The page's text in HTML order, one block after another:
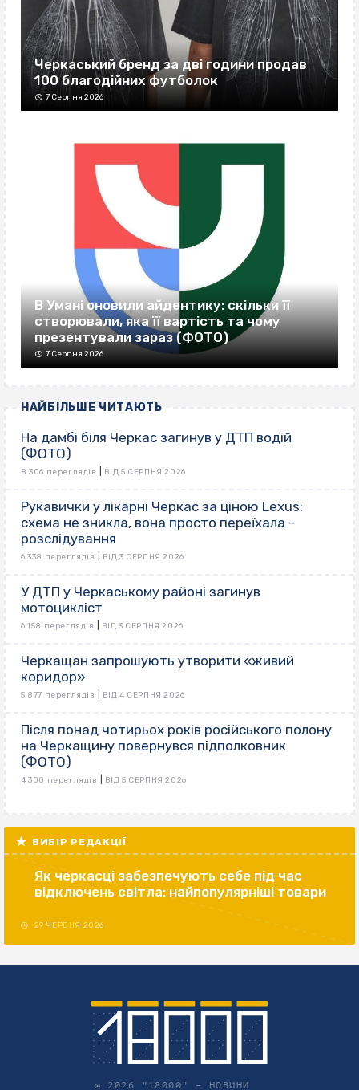
Черкаський бренд за дві години продав
100 благодійних футболок
7 Серпня 2026
В Умані оновили айдентику: скільки її
створювали, яка її вартість та чому
презентували зараз (ФОТО)
7 Серпня 2026
НАЙБІЛЬШЕ ЧИТАЮТЬ
На дамбі біля Черкас загинув у ДТП водій
(ФОТО)
8 306 переглядів ВІД 5 СЕРПНЯ 2026
Рукавички у лікарні Черкас за ціною Lexus:
схема не зникла, вона просто переїхала –
розслідування
6 338 переглядів ВІД 3 СЕРПНЯ 2026
У ДТП у Черкаському районі загинув
мотоцикліст
6 158 переглядів ВІД 3 СЕРПНЯ 2026
Черкащан запрошують утворити «живий
коридор»
5 877 переглядів ВІД 4 СЕРПНЯ 2026
Після понад чотирьох років російського полону
на Черкащину повернувся підполковник
(ФОТО)
4 300 переглядів ВІД 5 СЕРПНЯ 2026
ВИБІР РЕДАКЦІЇ
Як черкасці забезпечують себе під час
відключень світла: найпопулярніші товари
29 ЧЕРВНЯ 2026
© 2026 "18000" – НОВИНИ